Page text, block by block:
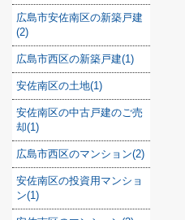
広島市安佐南区の新築戸建
(2)
広島市西区の新築戸建(1)
安佐南区の土地(1)
安佐南区の中古戸建のご売
却(1)
広島市西区のマンション(2)
安佐南区の投資用マンショ
ン(1)